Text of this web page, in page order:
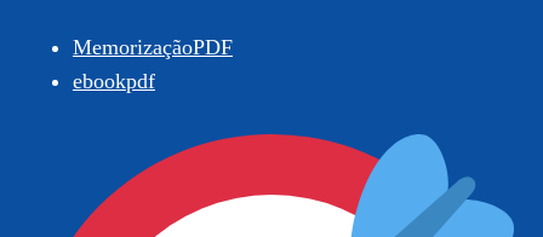
MemorizaçãoPDF
ebookpdf